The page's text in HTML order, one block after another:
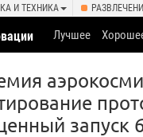
И ТЕХНИКА
Лучшее
запуск